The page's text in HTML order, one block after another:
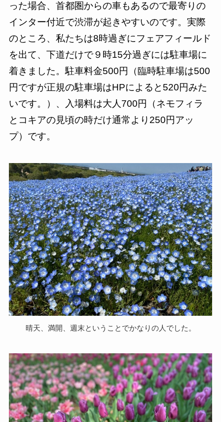
った場合、首都圏からの車もあるので最寄りの
インター付近で渋滞が起きやすいのです。実際
のところ、私たちは8時過ぎにフェアフィールド
を出て、下道だけで９時15分過ぎには駐車場に
着きました。駐車料金500円（臨時駐車場は500
円ですが正規の駐車場はHPによると520円みた
いです。）、入場料は大人700円（ネモフィラ
とコキアの見頃の時だけ通常より250円アッ
プ）です。
晴天、満開、週末ということでかなりの人でした。